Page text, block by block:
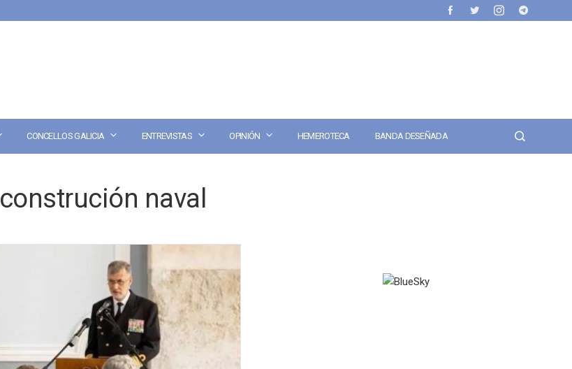
CONCELLOS GALICIA ENTREVISTAS OPINIÓN HEMEROTECA BANDA DESEÑADA
construción naval